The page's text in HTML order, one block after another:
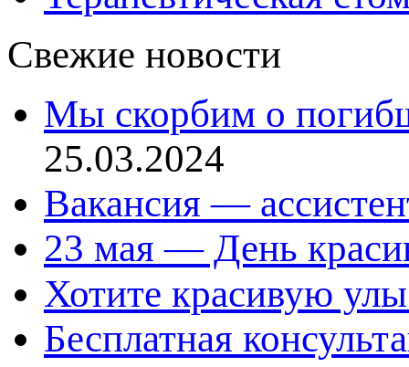
Свежие новости
Мы скорбим о
25.03.2024
Вакансия —
23 мая — День
Хотите красивую
Бесплатная